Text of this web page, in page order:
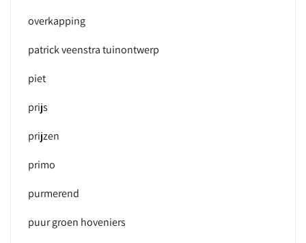
overkapping
patrick veenstra tuinontwerp
piet
prijs
prijzen
primo
purmerend
puur groen hoveniers